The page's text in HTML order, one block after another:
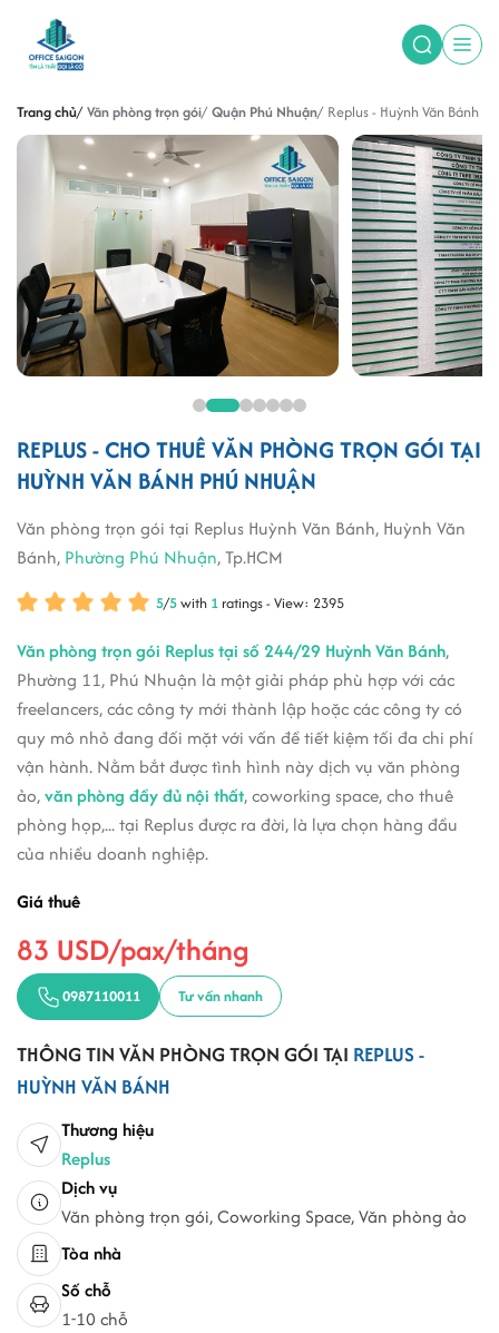
Trang chủ Văn phòng trọn gói Quận Phú Nhuận Replus - Huỳnh Văn Bánh
REPLUS - CHO THUÊ VĂN PHÒNG TRỌN GÓI TẠI
HUỲNH VĂN BÁNH PHÚ NHUẬN
Văn phòng trọn gói tại Replus Huỳnh Văn Bánh, Huỳnh Văn
Bánh, Phường Phú Nhuận, Tp.HCM
5/5with 1 ratings - View: 2395
Văn phòng trọn gói Replus tại số 244/29 Huỳnh Văn Bánh,
Phường 11, Phú Nhuận là một giải pháp phù hợp với các
freelancers, các công ty mới thành lập hoặc các công ty có
quy mô nhỏ đang đối mặt với vấn đề tiết kiệm tối đa chi phí
vận hành. Nằm bắt được tình hình này dịch vụ văn phòng
ảo,văn phòng đầy đủ nội thất, coworking space, cho thuê
phòng họp,... tại Replus được ra đời, là lựa chọn hàng đầu
của nhiều doanh nghiệp.
Giá thuê
83 USD/pax/tháng
0987110011 Tư vấn nhanh
THÔNG TIN VĂN PHÒNG TRỌN GÓI TẠI REPLUS -
HUỲNH VĂN BÁNH
Thương hiệu
Replus
Dịch vụ
Văn phòng trọn gói, Coworking Space, Văn phòng ảo
Tòa nhà
Số chỗ
1-10 chỗ